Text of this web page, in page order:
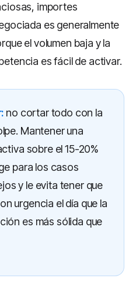
importes
es generalmente
el volumen baja y la
es fácil de activar.
no cortar todo con la
Mantener una
sobre el 15-20%
para los casos
y le evita tener que
urgencia el día que la
es más sólida que